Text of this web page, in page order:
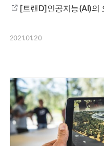
[트랜D]인공지능(AI)의
2021.01.20